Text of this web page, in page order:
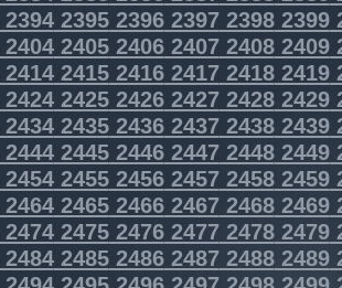
23952396239723982399
24052406240724082409
24152416241724182419
24252426242724282429
24352436243724382439
24452446244724482449
24552456245724582459
24652466246724682469
24752476247724782479
24852486248724882489